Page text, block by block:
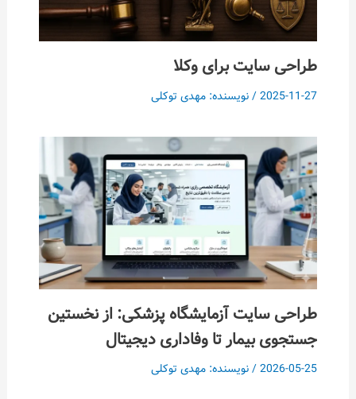
طراحی سایت برای وکلا
2025-11-27/ نویسنده: مهدی توکلی
طراحی سایت آزمایشگاه پزشکی: از نخستین
جستجوی بیمار تا وفاداری دیجیتال
2026-05-25/ نویسنده: مهدی توکلی